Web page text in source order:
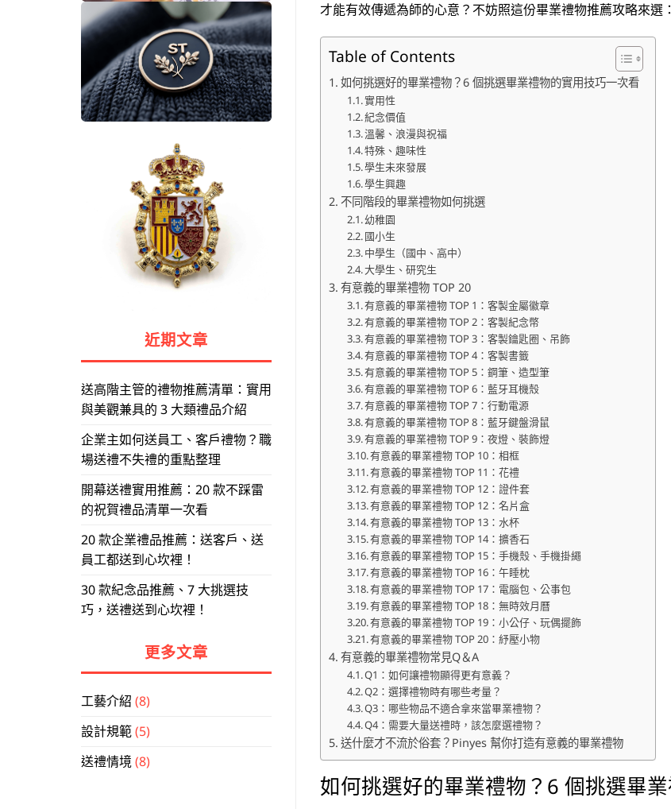
近期文章
送高階主管的禮物推薦清單：實用
與美觀兼具的 3 大類禮品介紹
企業主如何送員工、客戶禮物？職
場送禮不失禮的重點整理
開幕送禮實用推薦：20 款不踩雷
的祝賀禮品清單一次看
20 款企業禮品推薦：送客戶、送
員工都送到心坎裡！
30 款紀念品推薦、7 大挑選技
巧，送禮送到心坎裡！
更多文章
工藝介紹 (8)
設計規範(5)
送禮情境(8)
才能有效傳遞為師的心意？不妨照這份畢業禮物推薦攻略來選：
Table of Contents
如何挑選好的畢業禮物？6 個挑選畢業禮物的實用技巧一次看
實用性
紀念價值
溫馨、浪漫與祝福
特殊、趣味性
學生未來發展
學生興趣
不同階段的畢業禮物如何挑選
幼稚園
國小生
中學生（國中、高中）
大學生、研究生
有意義的畢業禮物 TOP 20
有意義的畢業禮物 TOP 1：客製金屬徽章
有意義的畢業禮物 TOP 2：客製紀念幣
有意義的畢業禮物 TOP 3：客製鑰匙圈、吊飾
有意義的畢業禮物 TOP 4：客製書籤
有意義的畢業禮物 TOP 5：鋼筆、造型筆
有意義的畢業禮物 TOP 6：藍牙耳機殼
有意義的畢業禮物 TOP 7：行動電源
有意義的畢業禮物 TOP 8：藍牙鍵盤滑鼠
有意義的畢業禮物 TOP 9：夜燈、裝飾燈
有意義的畢業禮物 TOP 10：相框
有意義的畢業禮物 TOP 11：花禮
有意義的畢業禮物 TOP 12：證件套
有意義的畢業禮物 TOP 12：名片盒
有意義的畢業禮物 TOP 13：水杯
有意義的畢業禮物 TOP 14：擴香石
有意義的畢業禮物 TOP 15：手機殼、手機掛繩
有意義的畢業禮物 TOP 16：午睡枕
有意義的畢業禮物 TOP 17：電腦包、公事包
有意義的畢業禮物 TOP 18：無時效月曆
有意義的畢業禮物 TOP 19：小公仔、玩偶擺飾
有意義的畢業禮物 TOP 20：紓壓小物
有意義的畢業禮物常見Q＆A
Q1：如何讓禮物顯得更有意義？
Q2：選擇禮物時有哪些考量？
Q3：哪些物品不適合拿來當畢業禮物？
Q4：需要大量送禮時，該怎麼選禮物？
送什麼才不流於俗套？Pinyes 幫你打造有意義的畢業禮物
如何挑選好的畢業禮物？6 個挑選畢